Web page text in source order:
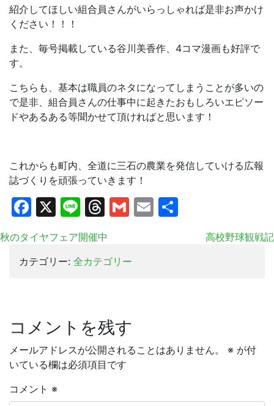
紹介してほしい組合員さんがいらっしゃれば是非お声かけ
ください！！！
また、毎号掲載している谷川美香作、4コマ漫画も好評で
す。
こちらも、基本は職員のネタになってしまうことが多いの
で是非、組合員さんの仕事中に起きたおもしろいエピソー
ドやあるある等聞かせて頂ければと思います！
これからも町内、全道に三石の農業を発信していける広報
誌づくりを頑張っていきます！
Facebook
X LineThreads
Gmail
Email
秋のタイヤフェア開催中
高校野球観戦記
カテゴリー: 全カテゴリー
コメントを残す
メールアドレスが公開されることはありません。 ※ が付
いている欄は必須項目です
コメント ※